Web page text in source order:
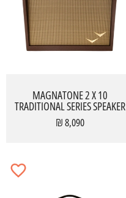
MAGNATONE 2 X 10
TRADITIONAL SERIES SPEAKER
CABINET
8,090 ₪